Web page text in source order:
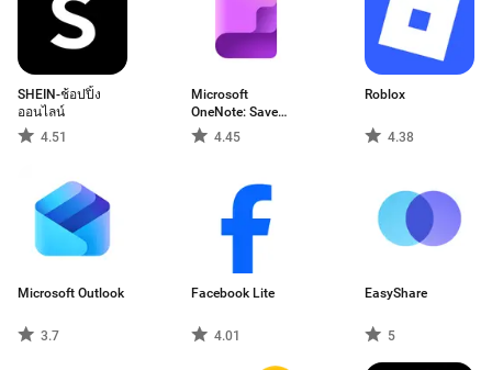
SHEIN-ช้อปปิ้ง
ออนไลน์
4.51
Microsoft
OneNote: Save
Notes4.45
Roblox
4.38
Microsoft Outlook
3.7
Facebook Lite
4.01
EasyShare
5